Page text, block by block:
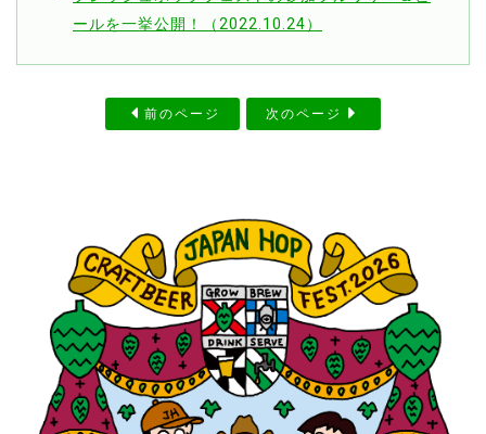
ールを一挙公開！（2022.10.24）
前のページ 次のページ